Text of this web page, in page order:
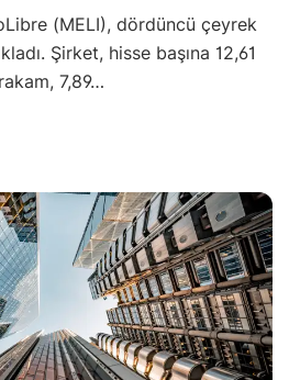
(MELI), dördüncü çeyrek
Şirket, hisse başına 12,61
7,89…